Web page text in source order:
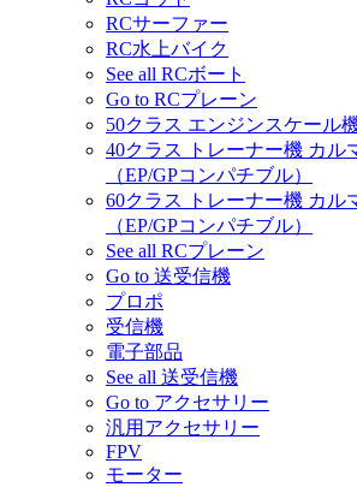
RCサーファー
RC水上バイク
See all RCボート
Go to RCプレーン
50クラス エンジンスケール
40クラス トレーナー機 カル
（EP/GPコンパチブル）
60クラス トレーナー機 カル
（EP/GPコンパチブル）
See all RCプレーン
Go to 送受信機
プロポ
受信機
電子部品
See all 送受信機
Go to アクセサリー
汎用アクセサリー
FPV
モーター